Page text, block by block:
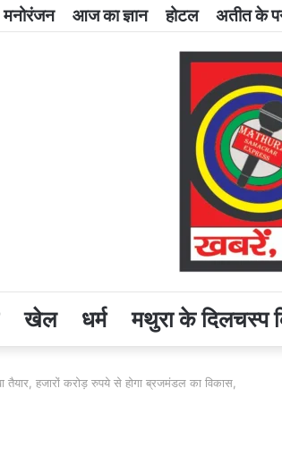
मनोरंजन आज का ज्ञान होटल अतीत के
खेल धर्म मथुरा के दिलचस्प
हजारों करोड़ रुपये से होगा ब्रजमंडल का विकास,